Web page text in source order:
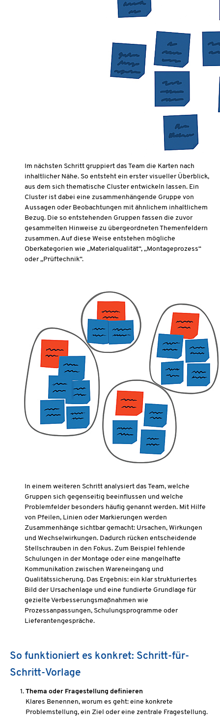
Im nächsten Schritt gruppiert das Team die Karten nach
inhaltlicher Nähe. So entsteht ein erster visueller Überblick,
aus dem sich thematische Cluster entwickeln lassen. Ein
Cluster ist dabei eine zusammenhängende Gruppe von
Aussagen oder Beobachtungen mit ähnlichem inhaltlichem
Bezug. Die so entstehenden Gruppen fassen die zuvor
gesammelten Hinweise zu übergeordneten Themenfeldern
zusammen. Auf diese Weise entstehen mögliche
Oberkategorien wie „Materialqualität“, „Montageprozess“
oder „Prüftechnik“.
In einem weiteren Schritt analysiert das Team, welche
Gruppen sich gegenseitig beeinflussen und welche
Problemfelder besonders häufig genannt werden. Mit Hilfe
von Pfeilen, Linien oder Markierungen werden
Zusammenhänge sichtbar gemacht: Ursachen, Wirkungen
und Wechselwirkungen. Dadurch rücken entscheidende
Stellschrauben in den Fokus. Zum Beispiel fehlende
Schulungen in der Montage oder eine mangelhafte
Kommunikation zwischen Wareneingang und
Qualitätssicherung. Das Ergebnis: ein klar strukturiertes
Bild der Ursachenlage und eine fundierte Grundlage für
gezielte Verbesserungsmaßnahmen wie
Prozessanpassungen, Schulungsprogramme oder
Lieferantengespräche.
So funktioniert es konkret: Schritt-für-
Schritt-Vorlage
Thema oder Fragestellung definieren
Klares Benennen, worum es geht: eine konkrete
Problemstellung, ein Ziel oder eine zentrale Fragestellung.